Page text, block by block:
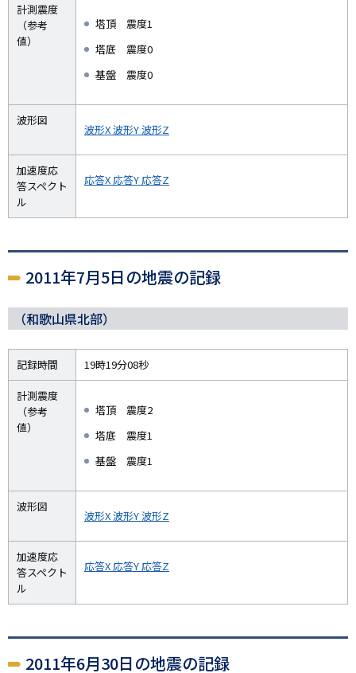
計測震度
（参考
値）
塔頂 震度1
塔底 震度0
基盤 震度0
波形図
波形X波形Y波形Z
加速度応
答スペクト
ル
応答X 応答Y 応答Z
2011年7月5日の地震の記録
（和歌山県北部）
記録時間 19時19分08秒
計測震度
（参考
値）
塔頂 震度2
塔底 震度1
基盤 震度1
波形図
波形X波形Y波形Z
加速度応
答スペクト
ル
応答X 応答Y 応答Z
2011年6月30日の地震の記録